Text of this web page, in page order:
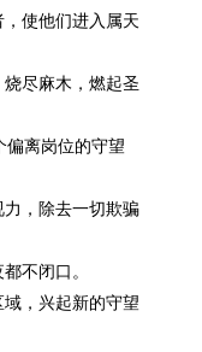
使他们进入属天
尽麻木，燃起圣
离岗位的守望
，除去一切欺骗
不闭口。
，兴起新的守望